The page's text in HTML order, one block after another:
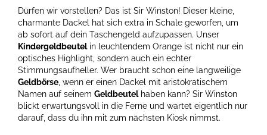
Dürfen wir vorstellen? Das ist Sir Winston! Dieser kleine,
charmante Dackel hat sich extra in Schale geworfen, um
ab sofort auf dein Taschengeld aufzupassen. Unser
Kindergeldbeutelin leuchtendem Orange ist nicht nur ein
optisches Highlight, sondern auch ein echter
Stimmungsaufheller. Wer braucht schon eine langweilige
Geldbörse , wenn er einen Dackel mit aristokratischem
Namen auf seinem Geldbeutelhaben kann? Sir Winston
blickt erwartungsvoll in die Ferne und wartet eigentlich nur
darauf, dass du ihn mit zum nächsten Kiosk nimmst.